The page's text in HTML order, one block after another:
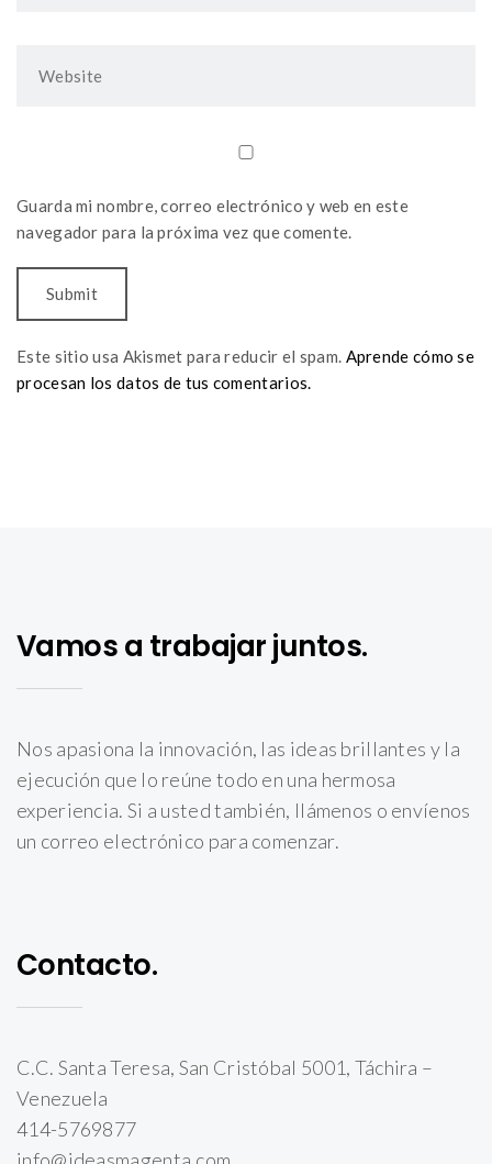
Guarda mi nombre, correo electrónico y web en este
navegador para la próxima vez que comente.
Este sitio usa Akismet para reducir el spam. Aprende cómo se
procesan los datos de tus comentarios.
Vamos a trabajar juntos.
Nos apasiona la innovación, las ideas brillantes y la
ejecución que lo reúne todo en una hermosa
experiencia. Si a usted también, llámenos o envíenos
un correo electrónico para comenzar.
Contacto.
C.C. Santa Teresa, San Cristóbal 5001, Táchira –
Venezuela
414-5769877